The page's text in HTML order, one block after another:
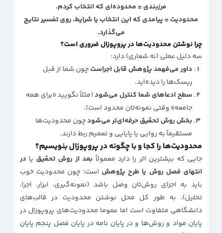
مرزبندی = محدوده‌ای که انتخاب کردم.
محدودیت = پیامدی که این انتخاب یا شرایط، روی تفسیر نتایج
می‌گذارد.
چرا نوشتن محدودیت‌ها در پروپوزال ضروری است؟
سه دلیل عملی (نه شعاری) دارد:
داور می‌فهمد پژوهش قابل اجراستچون شما از قبل
ریسک‌ها را دیده‌اید.
سطح ادعاهای شما کنترل می‌شود(مثلاً نگویید «برای همه
جامعه» وقتی نمونه‌تان محدود است).
بخش روش تحقیق حرفه‌ای‌تر می‌شودچون محدودیت‌ها
مستقیماً به روایی یا پایایی و تعمیم ربط دارند.
محدودیت‌ها را کجا و با چگونه در پروپوزال بنویسیم؟
جایی که بیشترین اثر را دارد معمولاً بعد از روش تحقیق یا در
انتهای فصل روش یا طرح پژوهش است؛ چون محدودیت خوب
باید به اجزای روش‌تان وصل باشد (نمونه‌گیری، ابزار، اجرا،
تحلیل). به طور کل محل نوشتن محدودیت در قالب‌های
دانشگاهی متفاوت است اما عموما محدودیت‌های پروپوزال در
پایان مواد و روش‌ها و در پایان نامه در پایان فصل پنجم پایان